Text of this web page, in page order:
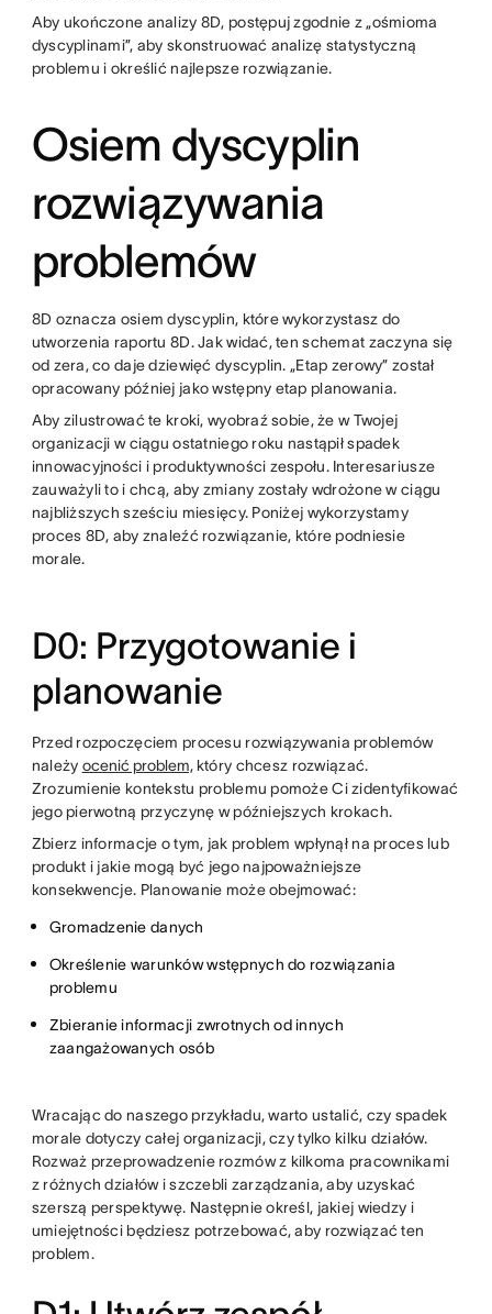
Aby ukończone analizy 8D, postępuj zgodnie z „ośmioma
dyscyplinami”, aby skonstruować analizę statystyczną
problemu i określić najlepsze rozwiązanie.
Osiem dyscyplin
rozwiązywania
problemów
8D oznacza osiem dyscyplin, które wykorzystasz do
utworzenia raportu 8D. Jak widać, ten schemat zaczyna się
od zera, co daje dziewięć dyscyplin. „Etap zerowy” został
opracowany później jako wstępny etap planowania.
Aby zilustrować te kroki, wyobraź sobie, że w Twojej
organizacji w ciągu ostatniego roku nastąpił spadek
innowacyjności i produktywności zespołu. Interesariusze
zauważyli to i chcą, aby zmiany zostały wdrożone w ciągu
najbliższych sześciu miesięcy. Poniżej wykorzystamy
proces 8D, aby znaleźć rozwiązanie, które podniesie
morale.
D0: Przygotowanie i
planowanie
Przed rozpoczęciem procesu rozwiązywania problemów
należy ocenić problem,który chcesz rozwiązać.
Zrozumienie kontekstu problemu pomoże Ci zidentyfikować
jego pierwotną przyczynę w późniejszych krokach.
Zbierz informacje o tym, jak problem wpłynął na proces lub
produkt i jakie mogą być jego najpoważniejsze
konsekwencje. Planowanie może obejmować:
Gromadzenie danych
Określenie warunków wstępnych do rozwiązania
problemu
Zbieranie informacji zwrotnych od innych
zaangażowanych osób
Wracając do naszego przykładu, warto ustalić, czy spadek
morale dotyczy całej organizacji, czy tylko kilku działów.
Rozważ przeprowadzenie rozmów z kilkoma pracownikami
z różnych działów i szczebli zarządzania, aby uzyskać
szerszą perspektywę. Następnie określ, jakiej wiedzy i
umiejętności będziesz potrzebować, aby rozwiązać ten
problem.